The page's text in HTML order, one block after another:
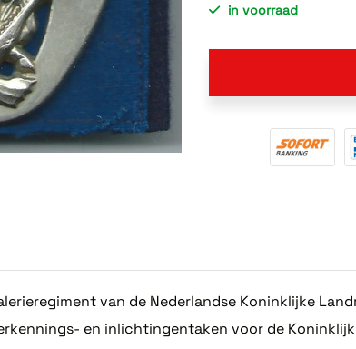
in voorraad
van de Nederlandse Koninklijke
en inlichtingentaken voor de